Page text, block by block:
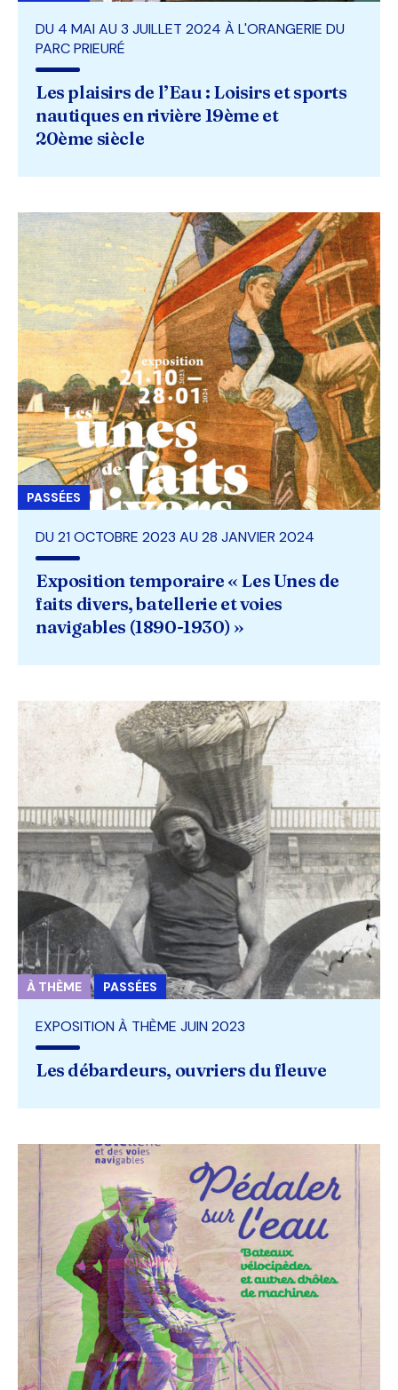
DU 4 MAI AU 3 JUILLET 2024 À L'ORANGERIE DU
PARC PRIEURÉ
Les plaisirs de l’Eau : Loisirs et sports
nautiques en rivière 19ème et
20ème siècle
PASSÉES
DU 21 OCTOBRE 2023 AU 28 JANVIER 2024
Exposition temporaire « Les Unes de
faits divers, batellerie et voies
navigables (1890-1930) »
À THÈME PASSÉES
EXPOSITION À THÈME JUIN 2023
Les débardeurs, ouvriers du fleuve